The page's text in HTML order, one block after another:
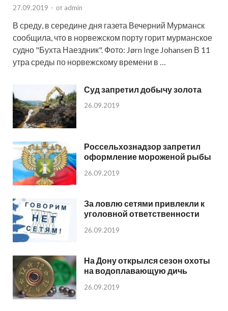
27.09.2019 - от admin
В среду, в середине дня газета Вечерний Мурманск
сообщила, что в норвежском порту горит мурманское
судно "Бухта Наездник". Фото: Jørn Inge Johansen В 11
утра среды по норвежскому времени в …
Суд запретил добычу золота
26.09.2019
Россельхознадзор запретил
оформление мороженой рыбы
26.09.2019
За ловлю сетями привлекли к
уголовной ответственности
26.09.2019
На Дону открылся сезон охоты
на водоплавающую дичь
26.09.2019